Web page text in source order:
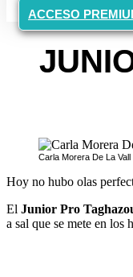
ACCESO
Carla Morera De La
Hoy no hubo olas
El Junior Pro
a sal que se mete en los